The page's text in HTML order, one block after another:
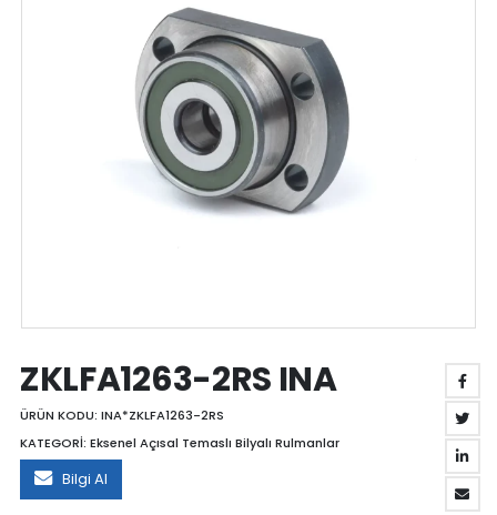
ZKLFA1263-2RS INA
ÜRÜN KODU: INA*ZKLFA1263-2RS
KATEGORİ: Eksenel Açısal Temaslı Bilyalı Rulmanlar
Bilgi Al